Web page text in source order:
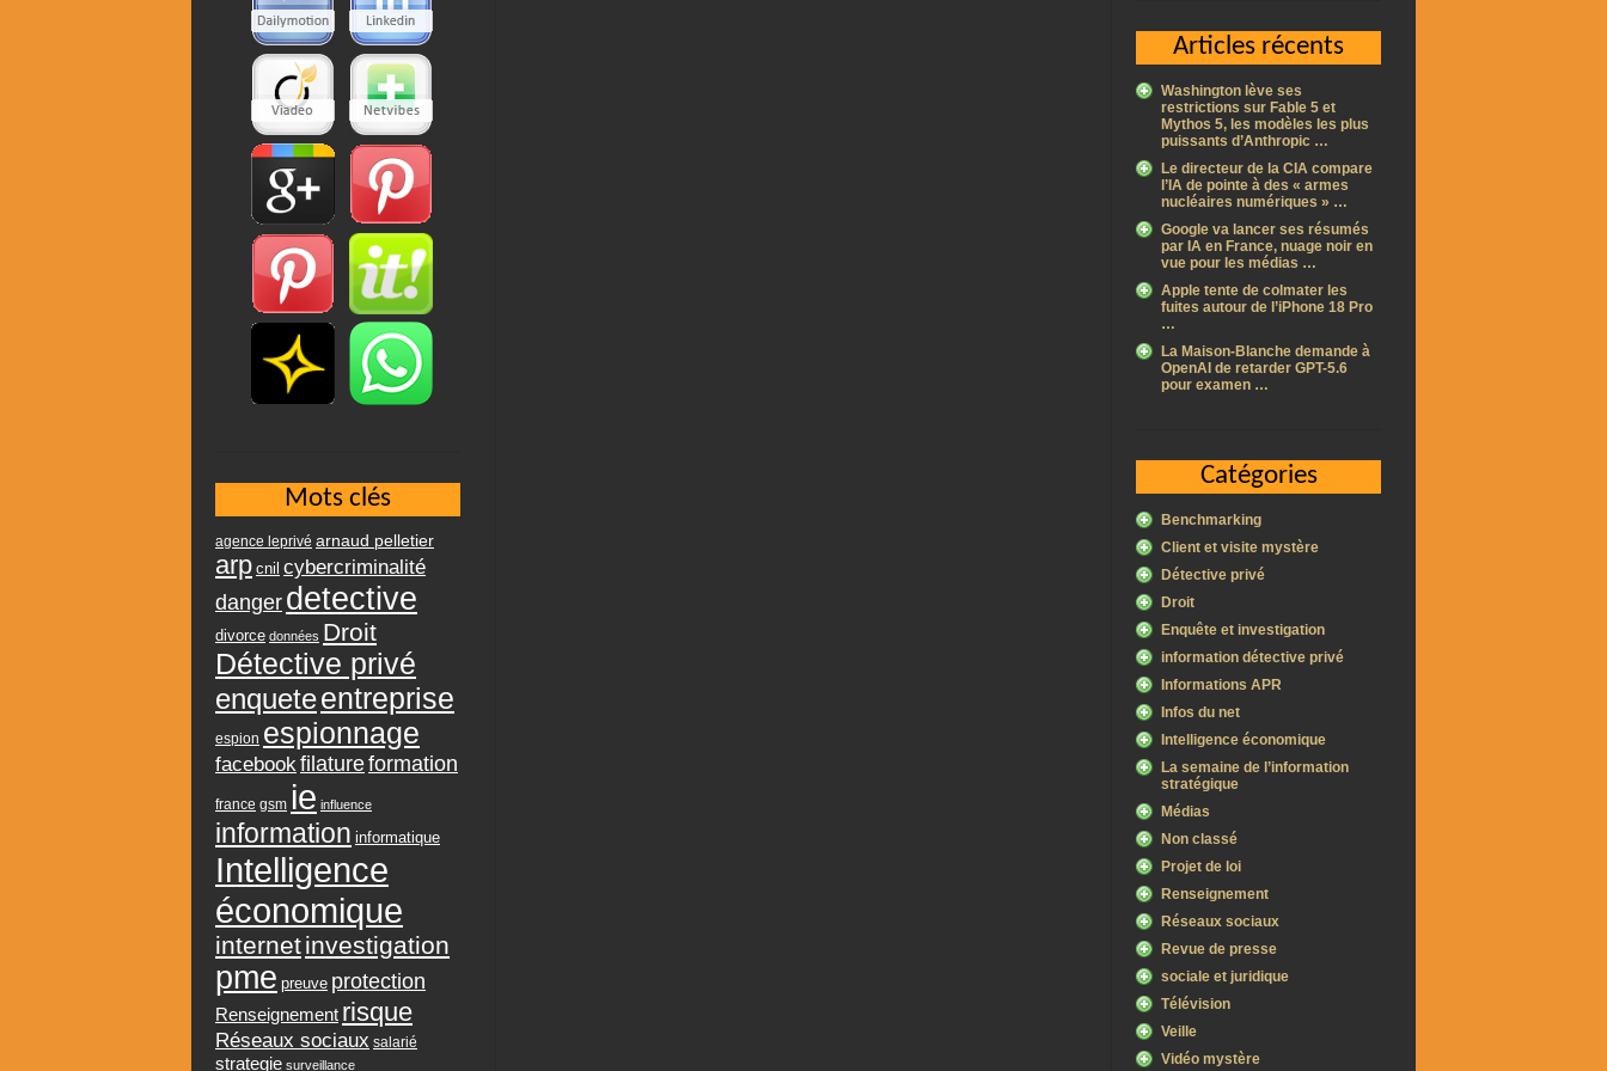
Articles récents
Washington lève ses
restrictions sur Fable 5 et
Mythos 5, les modèles les plus
puissants d’Anthropic …
Le directeur de la CIA compare
l’IA de pointe à des « armes
nucléaires numériques » …
Google va lancer ses résumés
par IA en France, nuage noir en
vue pour les médias …
Apple tente de colmater les
fuites autour de l’iPhone 18 Pro
…
La Maison-Blanche demande à
OpenAI de retarder GPT-5.6
pour examen …
Catégories
Benchmarking
Client et visite mystère
Détective privé
Droit
Enquête et investigation
information détective privé
Informations APR
Infos du net
Intelligence économique
La semaine de l’information
stratégique
Médias
Non classé
Projet de loi
Renseignement
Réseaux sociaux
Revue de presse
sociale et juridique
Télévision
Veille
Vidéo mystère
Mots clés
agence leprivé arnaud pelletier
arp cnil cybercriminalité
danger detective
divorce données Droit
Détective privé
enqueteentreprise
espion espionnage
facebookfilatureformation
france gsm ie influence
information informatique
Intelligence
économique
internetinvestigation
pme preuve protection
Renseignement risque
Réseaux sociaux salarié
strategie surveillance